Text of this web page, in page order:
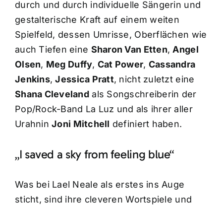
durch und durch individuelle Sängerin und
gestalterische Kraft auf einem weiten
Spielfeld, dessen Umrisse, Oberflächen wie
auch Tiefen eine Sharon Van Etten, Angel
Olsen, Meg Duffy, Cat Power, Cassandra
Jenkins,Jessica Pratt, nicht zuletzt eine
Shana Cleveland als Songschreiberin der
Pop/Rock-Band La Luz und als ihrer aller
UrahninJoni Mitchell definiert haben.
„I saved a sky from feeling blue“
Was bei Lael Neale als erstes ins Auge
sticht, sind ihre cleveren Wortspiele und